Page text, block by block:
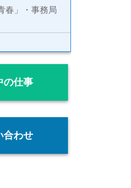
春」・事務局
の仕事
合わせ